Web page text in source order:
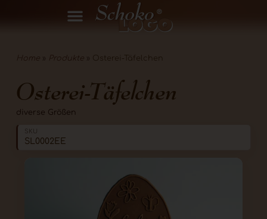
Home Produkte Osterei-Täfelchen
Osterei-Täfelchen
diverse Größen
SL0002EE